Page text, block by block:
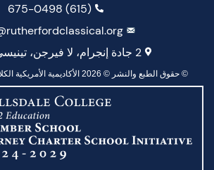
(615) 675-0498
2 جادة إنجرام، لا فيرجن، تينيسي 37086
© حقوق الطبع والنشر © 2026 الأكاديمية الأمريكية الكلاسيكية رذرفورد 2026